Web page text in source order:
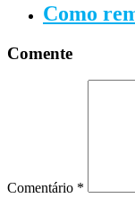
Como
Comente
Comentário *